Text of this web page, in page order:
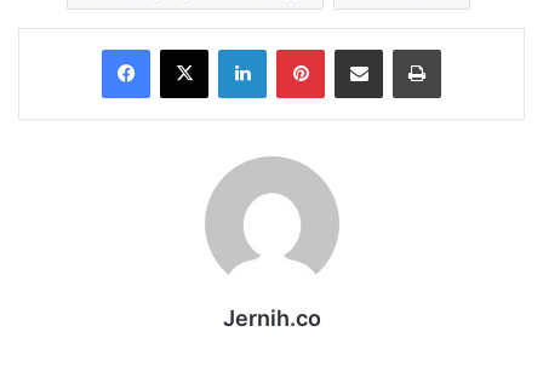
Facebook
X LinkedInPinterestShare via Email Print
Jernih.co